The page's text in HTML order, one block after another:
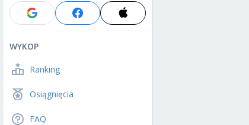
WYKOP
Ranking
Osiągnięcia
FAQ